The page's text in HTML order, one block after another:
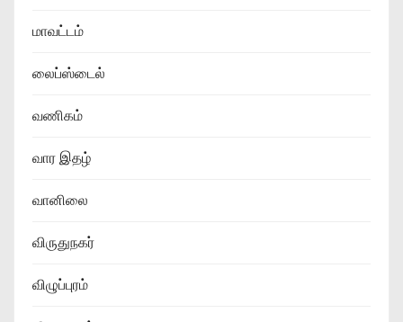
மாவட்டம்
லைப்ஸ்டைல்
வணிகம்
வார இதழ்
வானிலை
விருதுநகர்
விழுப்புரம்